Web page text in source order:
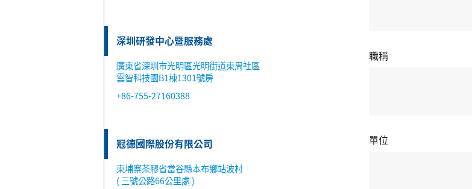
深圳研發中心暨服務處
廣東省深圳市光明區光明街道東周社區
雲智科技園B1棟1301號房
+86-755-27160388
冠德國際股份有限公司
柬埔寨茶膠省當谷縣本布鄉站波村
( 三號公路66公里處 )
職稱
單位